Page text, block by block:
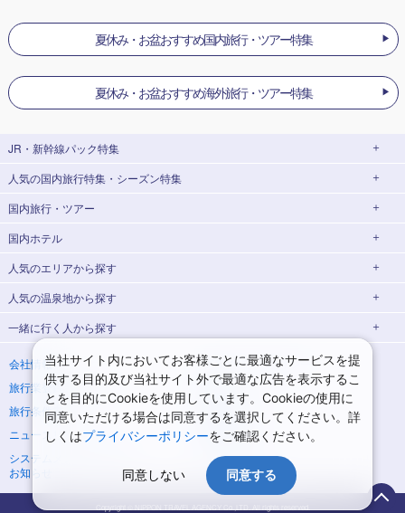
夏休み・お盆おすすめ国内旅行・ツアー特集
夏休み・お盆おすすめ海外旅行・ツアー特集
JR・新幹線パック特集
JR・新幹線＋ホテルパック
出張パック
人気の国内旅行特集・シーズン特集
東京ディズニーリゾート®への旅
ユニバーサル・スタジオ・ジャパン(USJ)
夏休み・お盆休み旅行 シルバーウィーク旅行
冬休み旅行 紅葉旅行
クリスマスの旅行 年末年始・お正月の旅行
7月の旅行 8月の旅行
9月の旅行 10月の旅行
11月の旅行 1月の旅行
国内旅行・ツアー
北海道旅行・ツアー
東北旅行・ツアー
青森旅行・ツアー
宮城旅行・ツアー
山形旅行・ツアー 福島旅行・ツアー
関東旅行・ツアー
東京旅行・ツアー 神奈川旅行・ツアー
埼玉旅行・ツアー 千葉旅行・ツアー
茨城旅行・ツアー 栃木旅行・ツアー
群馬旅行・ツアー
国内ホテル
北海道ホテル・旅館
青森ホテル・旅館 岩手ホテル・旅館
宮城ホテル・旅館 秋田ホテル・旅館
山形ホテル・旅館 福島ホテル・旅館
東京ホテル・旅館 神奈川ホテル・旅館
埼玉ホテル・旅館 千葉ホテル・旅館
人気のエリアから探す
函館旅行
仙台旅行
日光旅行
小笠原旅行 大島旅行
神津島旅行 青ヶ島旅行
人気の温泉地から探す
北海道
湯の川温泉(北海道) 定山渓温泉(北海道)
十勝川温泉(北海道) 阿寒湖温泉(北海道)
洞爺湖温泉(北海道) 川湯温泉(北海道)
層雲峡温泉(北海道) 知床温泉(北海道)
東北
花巻温泉(岩手) 蔵王温泉(山形)
一緒に行く人から探す
一人旅 国内版 家族・子連れ旅行 国内版
カップル・夫婦旅行 国内版 女子旅 国内版
卒業旅行・学生旅行 国内版
会社情報
プライバシーポリシー
旅行業登録票・約款
規約集
旅行条件書
商標について
ニュースリリース
採用情報
システムメンテナンスの
お知らせ
サイトマップ
Copyright © NIPPON TRAVEL AGENCY Co.,LTD. All rights reserved.
当社サイト内においてお客様ごとに最適なサービスを提
供する目的及び当社サイト外で最適な広告を表示するこ
とを目的にCookieを使用しています。Cookieの使用に
同意いただける場合は同意するを選択してください。詳
しくはプライバシーポリシーをご確認ください。
同意しない 同意する